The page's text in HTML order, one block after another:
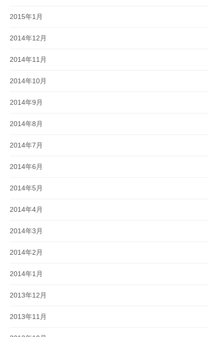
2015年1月
2014年12月
2014年11月
2014年10月
2014年9月
2014年8月
2014年7月
2014年6月
2014年5月
2014年4月
2014年3月
2014年2月
2014年1月
2013年12月
2013年11月